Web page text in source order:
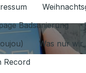
für Datenschutz
Badsanierung
Was nur wir
Record